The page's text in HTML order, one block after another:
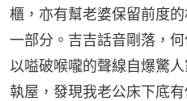
櫃，亦有幫老婆保留前度
一部分。吉吉話音剛落，
以嗌破喉嚨的聲線自爆驚
執屋，發現我老公床下底